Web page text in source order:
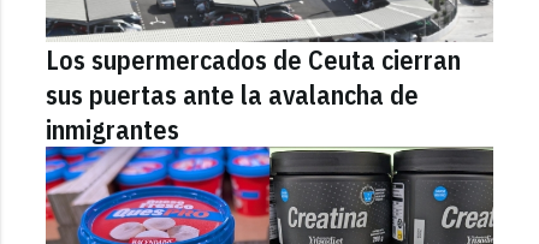
Los supermercados de Ceuta cierran
sus puertas ante la avalancha de
inmigrantes